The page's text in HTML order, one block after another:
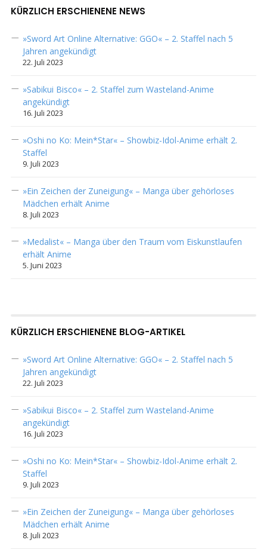
KÜRZLICH ERSCHIENENE NEWS
»Sword Art Online Alternative: GGO« – 2. Staffel nach 5
Jahren angekündigt
22. Juli 2023
»Sabikui Bisco« – 2. Staffel zum Wasteland-Anime
angekündigt
16. Juli 2023
»Oshi no Ko: Mein*Star« – Showbiz-Idol-Anime erhält 2.
Staffel
9. Juli 2023
»Ein Zeichen der Zuneigung« – Manga über gehörloses
Mädchen erhält Anime
8. Juli 2023
»Medalist« – Manga über den Traum vom Eiskunstlaufen
erhält Anime
5. Juni 2023
KÜRZLICH ERSCHIENENE BLOG-ARTIKEL
»Sword Art Online Alternative: GGO« – 2. Staffel nach 5
Jahren angekündigt
22. Juli 2023
»Sabikui Bisco« – 2. Staffel zum Wasteland-Anime
angekündigt
16. Juli 2023
»Oshi no Ko: Mein*Star« – Showbiz-Idol-Anime erhält 2.
Staffel
9. Juli 2023
»Ein Zeichen der Zuneigung« – Manga über gehörloses
Mädchen erhält Anime
8. Juli 2023